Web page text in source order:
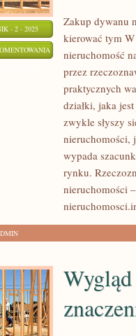
- 2 - 2025
PRZENIGDY
MOŻE
PRZYPADKOWY.
ZAWSZE
TRZEBA
KIEROWAĆ
TYM
Zakup dywanu
kierować tym
nieruchomość
przez
praktycznych
działki, jaka
zwykle słyszy
nieruchomości,
wypada
rynku.
nieruchomości